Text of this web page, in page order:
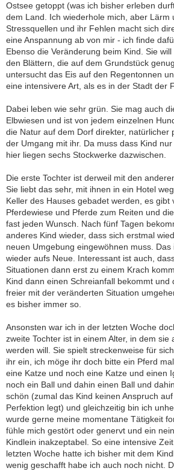
Ostsee getoppt (was ich bisher erleben
dem Land. Ich wiederhole mich, aber Lärm
Stressquellen und ihr Fehlen macht sich
eine Anspannung ab von mir - ich finde
Ebenso die Veränderung beim Kind. Sie
den Blättern, die auf dem Grundstück
untersucht das Eis auf den Regentonnen
eine intensivere Art, als es in der Stadt der
Dabei leben wie sehr grün. Sie mag auch
Elbwiesen und ist von jedem einzelnen
die Natur auf dem Dorf direkter, natürlicher
der Umgang mit ihr. Da muss dass Kind
hier liegen sechs Stockwerke dazwischen.
Die erste Tochter ist derweil mit den
Sie liebt das sehr, mit ihnen in ein Hotel
Keller des Hauses gebadet werden, es gibt
Pferdewiese und Pferde zum Reiten und
fast jeden Wunsch. Nach fünf Tagen
anderes Kind wieder, dass sich erstmal
neuen Umgebung eingewöhnen muss.
wieder aufs Neue. Interessant ist auch,
Situationen dann erst zu einem Krach
Kind dann einen Schreianfall bekommt und
freier mit der veränderten Situation
es bisher immer so.
Ansonsten war ich in der letzten Woche
zweite Tochter ist in einem Alter, in dem sie
werden will. Sie spielt streckenweise für
ihr ein, ich möge ihr doch bitte ein Pferd
eine Katze und noch eine Katze und einen
noch ein Ball und dahin einen Ball und
schön (zumal das Kind keinen Anspruch
Perfektion legt) und gleichzeitig bin ich
wurde gerne meine momentane Tätigkeit
fühle mich gestört oder genervt und ein
Kindlein inakzeptabel. So eine intensive
letzten Woche hatte ich bisher mit dem
wenig geschafft habe ich auch noch nicht.